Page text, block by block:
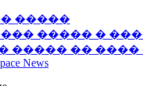
�����
����� �
����� ��
News